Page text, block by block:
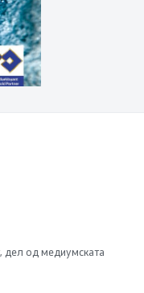
дел од медиумската